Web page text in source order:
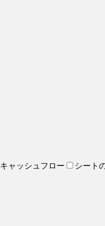
キャッシュフロー シート